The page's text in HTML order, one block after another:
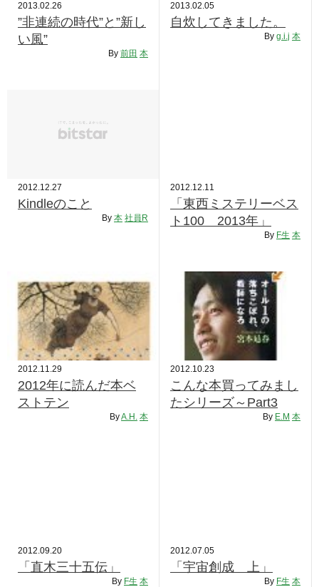
2013.02.26
”非連続の時代”と”新し
い風”
By 前田 本
2013.02.05
自炊してきました。
By g.i.j 本
2012.12.27
Kindleのこと
By 本 社員R
2012.12.11
「東西ミステリーベス
ト100 2013年」
By F生 本
2012.11.29
2012年に読んだ本ベ
ストテン
ByA.H. 本
2012.10.23
こんな本買ってみまし
たシリーズ～Part3
By E.M 本
2012.09.20
「直木三十五伝」
By F生 本
2012.07.05
「宇宙創成 上」
By F生 本